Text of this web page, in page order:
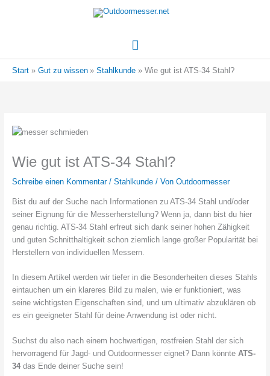
Hauptmenü
Start Gut zu wissen Stahlkunde Wie gut ist ATS-34 Stahl?
Wie gut ist ATS-34 Stahl?
Schreibe einen Kommentar / Stahlkunde/ Von Outdoormesser
Bist du auf der Suche nach Informationen zu ATS-34 Stahl und/oder
seiner Eignung für die Messerherstellung? Wenn ja, dann bist du hier
genau richtig. ATS-34 Stahl erfreut sich dank seiner hohen Zähigkeit
und guten Schnitthaltigkeit schon ziemlich lange großer Popularität bei
Herstellern von individuellen Messern.
In diesem Artikel werden wir tiefer in die Besonderheiten dieses Stahls
eintauchen um ein klareres Bild zu malen, wie er funktioniert, was
seine wichtigsten Eigenschaften sind, und um ultimativ abzuklären ob
es ein geeigneter Stahl für deine Anwendung ist oder nicht.
Suchst du also nach einem hochwertigen, rostfreien Stahl der sich
hervorragend für Jagd- und Outdoormesser eignet? Dann könnte ATS-
34das Ende deiner Suche sein!